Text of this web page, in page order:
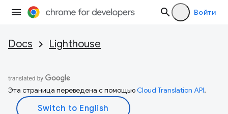
Войти
Docs Lighthouse
Эта страница переведена с помощьюCloud Translation API.